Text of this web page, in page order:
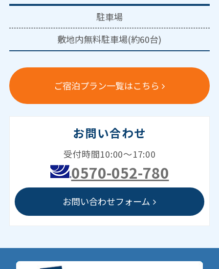
駐車場
敷地内無料駐車場(約60台)
ご宿泊プラン一覧はこちら
お問い合わせ
受付時間10:00～17:00
0570-052-780
お問い合わせフォーム